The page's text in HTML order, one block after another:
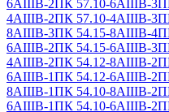
6АIIIВ-2 ПК 57.10-6АIIIВ-3
4АIIIВ-2ПК 57.10-4АIIIВ-3
8АIIIВ-3ПК 54.15-8АIIIВ-4
6АIIIВ-2ПК 54.15-6АIIIВ-3
4АIIIВ-2ПК 54.12-8АIIIВ-2
6АIIIВ-1ПК 54.12-6АIIIВ-2
8АIIIВ-1ПК 54.10-8АIIIВ-2
6АIIIВ-1ПК 54.10-6АIIIВ-2